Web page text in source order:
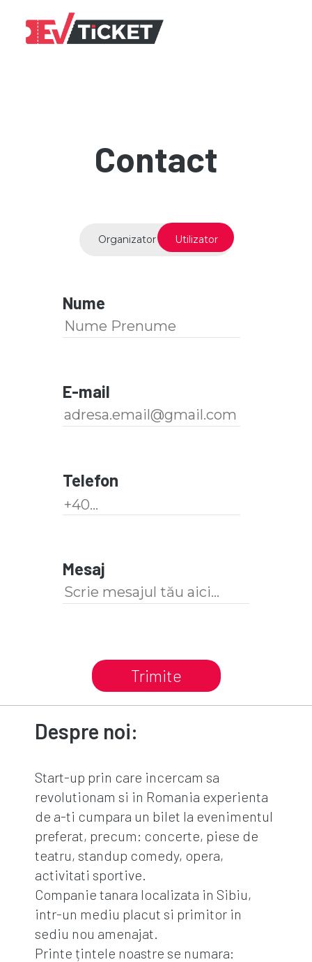
Contact
Organizator Utilizator
Nume
E-mail
Telefon
Mesaj
Trimite
Despre noi:
Start-up prin care incercam sa
revolutionam si in Romania experienta
de a-ti cumpara un bilet la evenimentul
preferat, precum: concerte, piese de
teatru, standup comedy, opera,
activitati sportive.
Companie tanara localizata in Sibiu,
intr-un mediu placut si primitor in
sediu nou amenajat.
Printe țintele noastre se numara: